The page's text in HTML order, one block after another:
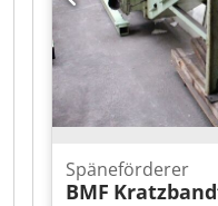
Späneförderer
BMF